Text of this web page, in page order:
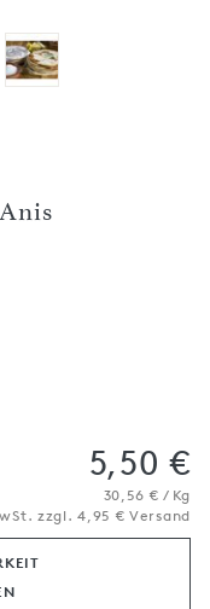
5,50 €
30,56 € / Kg
zzgl. 4,95 € Versand